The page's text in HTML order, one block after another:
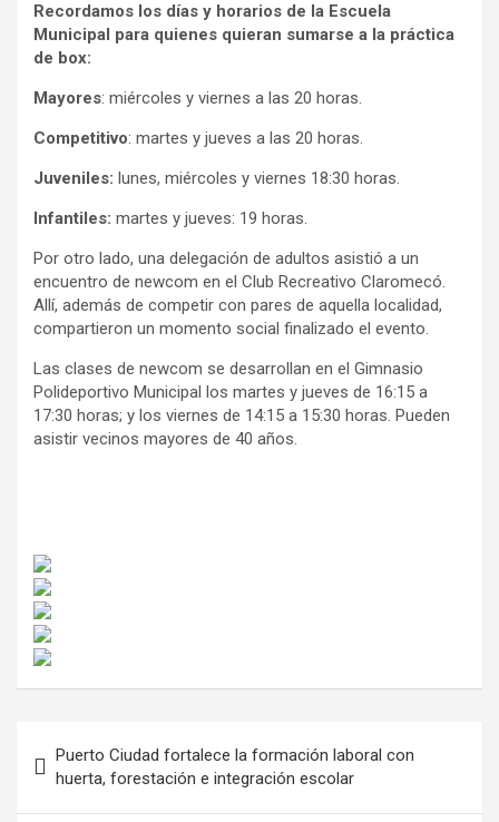
Recordamos los días y horarios de la Escuela
Municipal para quienes quieran sumarse a la práctica
de box:
Mayores: miércoles y viernes a las 20 horas.
Competitivo: martes y jueves a las 20 horas.
Juveniles: lunes, miércoles y viernes 18:30 horas.
Infantiles: martes y jueves: 19 horas.
Por otro lado, una delegación de adultos asistió a un
encuentro de newcom en el Club Recreativo Claromecó.
Allí, además de competir con pares de aquella localidad,
compartieron un momento social finalizado el evento.
Las clases de newcom se desarrollan en el Gimnasio
Polideportivo Municipal los martes y jueves de 16:15 a
17:30 horas; y los viernes de 14:15 a 15:30 horas. Pueden
asistir vecinos mayores de 40 años.
de
entradas
Puerto Ciudad fortalece la formación laboral con
huerta, forestación e integración escolar